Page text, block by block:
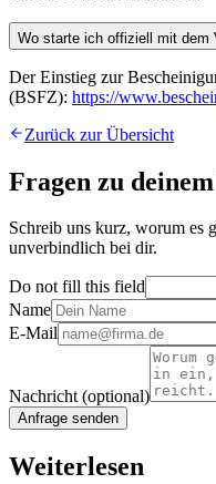
Wo starte ich offiziell mit dem
Der Einstieg zur
(BSFZ): https://
Zurück zur Übersicht
Fragen zu
Schreib uns kurz, worum es
unverbindlich bei dir.
Do not fill this field
Name
E-Mail
Nachricht (optional)
Anfrage senden
Weiterlesen